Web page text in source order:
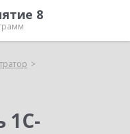
8
1С-